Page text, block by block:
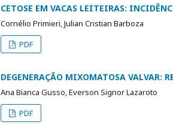
CETOSE EM VACAS LEITEIRAS:
Cornélio Primieri, Julian Cristian Barboza
PDF
DEGENERAÇÃO MIXOMATOSA VALVAR:
Ana Bianca Gusso, Everson Signor Lazaroto
PDF